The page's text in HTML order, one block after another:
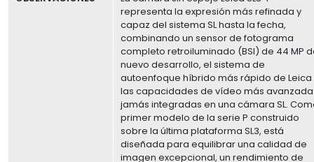
representa la expresión más refinada y
capaz del sistema SL hasta la fecha,
combinando un sensor de fotograma
completo retroiluminado (BSI) de 44 MP
nuevo desarrollo, el sistema de
autoenfoque híbrido más rápido de Leica
las capacidades de vídeo más
jamás integradas en una cámara SL.
primer modelo de la serie P construido
sobre la última plataforma SL3, está
diseñada para equilibrar una calidad de
imagen excepcional, un rendimiento de